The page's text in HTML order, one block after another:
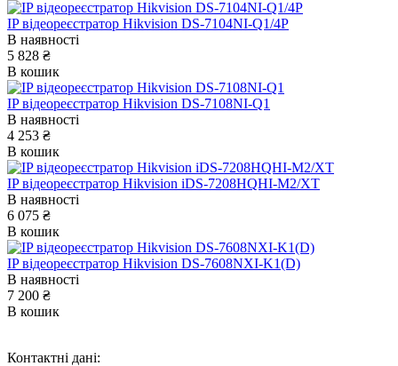
IP відеореєстратор Hikvision DS-7104NI-Q1/4P
В наявності
5 828 ₴
В кошик
IP відеореєстратор Hikvision DS-7108NI-Q1
В наявності
4 253 ₴
В кошик
IP відеореєстратор Hikvision iDS-7208HQHI-M2/XT
В наявності
6 075 ₴
В кошик
IP відеореєстратор Hikvision DS-7608NXI-K1(D)
В наявності
7 200 ₴
В кошик
Контактні дані: